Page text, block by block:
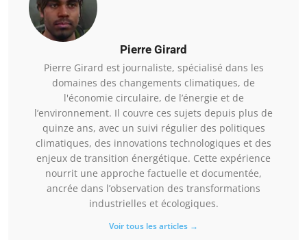
Pierre Girard
Pierre Girard est journaliste, spécialisé dans les
domaines des changements climatiques, de
l'économie circulaire, de l’énergie et de
l’environnement. Il couvre ces sujets depuis plus de
quinze ans, avec un suivi régulier des politiques
climatiques, des innovations technologiques et des
enjeux de transition énergétique. Cette expérience
nourrit une approche factuelle et documentée,
ancrée dans l’observation des transformations
industrielles et écologiques.
Voir tous les articles →